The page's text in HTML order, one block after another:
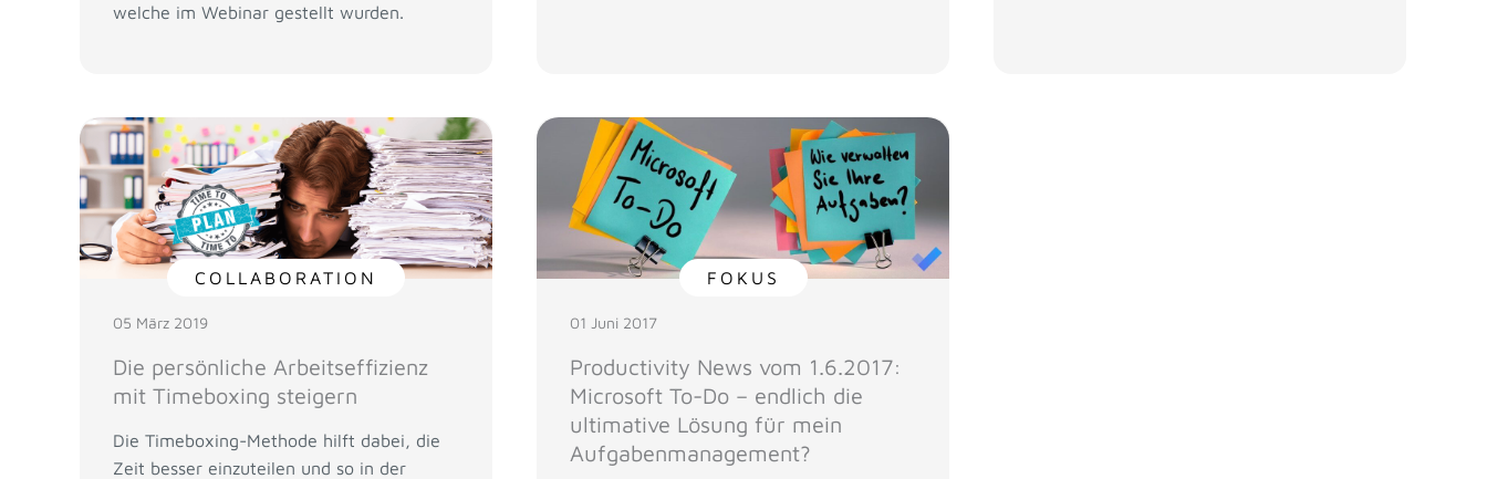
welche im Webinar gestellt wurden.
COLLABORATION
05 März 2019
Die persönliche Arbeitseffizienz
mit Timeboxing steigern
Die Timeboxing-Methode hilft dabei, die
Zeit besser einzuteilen und so in der
FOKUS
01 Juni 2017
Productivity News vom 1.6.2017:
Microsoft To-Do – endlich die
ultimative Lösung für mein
Aufgabenmanagement?